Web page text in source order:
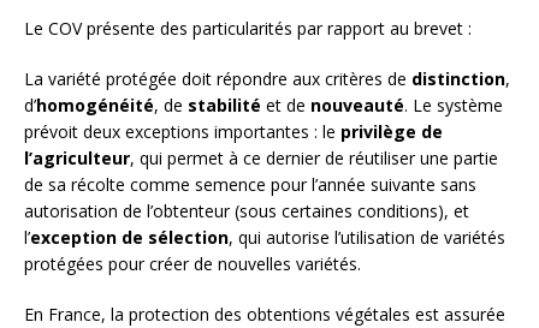
Le COV présente des particularités par rapport au brevet :
La variété protégée doit répondre aux critères de distinction,
d’homogénéité, de stabilité et de nouveauté. Le système
prévoit deux exceptions importantes : le privilège de
l’agriculteur, qui permet à ce dernier de réutiliser une partie
de sa récolte comme semence pour l’année suivante sans
autorisation de l’obtenteur (sous certaines conditions), et
l’exception de sélection, qui autorise l’utilisation de variétés
protégées pour créer de nouvelles variétés.
En France, la protection des obtentions végétales est assurée